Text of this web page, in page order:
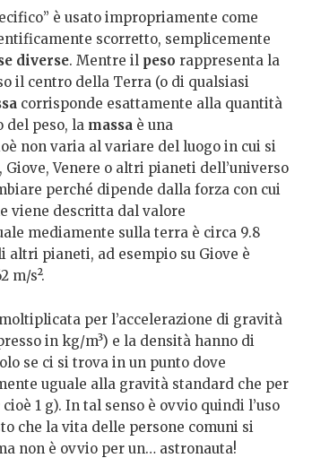
è usato impropriamente come
scorretto, semplicemente
diverse. Mentre il peso rappresenta la
il centro della Terra (o di qualsiasi
corrisponde esattamente alla quantità
del peso, la massaè una
non varia al variare del luogo in cui si
Venere o altri pianeti dell’universo
perché dipende dalla forza con cui
viene descritta dal valore
mediamente sulla terra è circa 9.8
altri pianeti, ad esempio su Giove è
m/s².
per l’accelerazione di gravità
in kg/m³) e la densità hanno di
se ci si trova in un punto dove
uguale alla gravità standard che per
1 g). In tal senso è ovvio quindi l’uso
che la vita delle persone comuni si
non è ovvio per un… astronauta!